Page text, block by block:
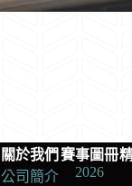
關於我們
公司簡介
賽事圖冊
2026